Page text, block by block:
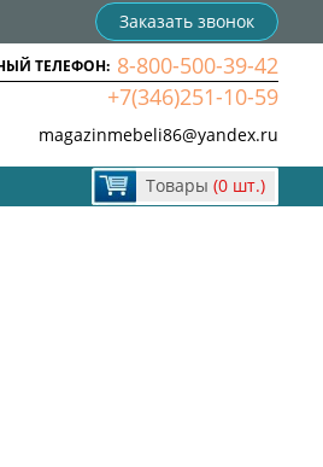
Заказать звонок
ТЕЛЕФОН: 8-800-500-39-42
+7(346)251-10-59
magazinmebeli86@yandex.ru
Товары (0 шт.)